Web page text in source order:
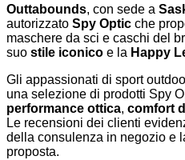
Outtabounds, con sede a
autorizzato Spy Optic che
maschere da sci e caschi del
suo stile iconico e la Happy
Gli appassionati di sport
una selezione di prodotti Spy
performance ottica, comfort
Le recensioni dei clienti
della consulenza in negozio e
proposta.